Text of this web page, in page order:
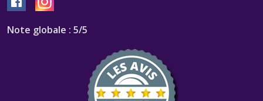
Note globale : 5/5